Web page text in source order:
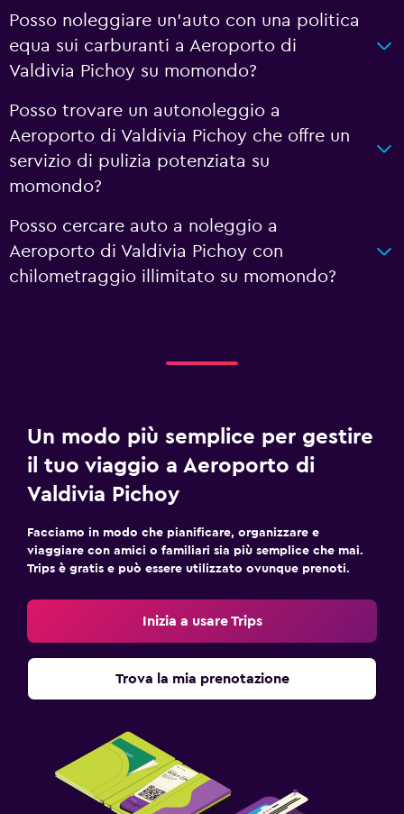
Posso noleggiare un'auto con una politica
equa sui carburanti a Aeroporto di
Valdivia Pichoy su momondo?
Posso trovare un autonoleggio a
Aeroporto di Valdivia Pichoy che offre un
servizio di pulizia potenziata su
momondo?
Posso cercare auto a noleggio a
Aeroporto di Valdivia Pichoy con
chilometraggio illimitato su momondo?
Un modo più semplice per gestire
il tuo viaggio a Aeroporto di
Valdivia Pichoy
Facciamo in modo che pianificare, organizzare e
viaggiare con amici o familiari sia più semplice che mai.
Trips è gratis e può essere utilizzato ovunque prenoti.
Inizia a usare Trips
Trova la mia prenotazione